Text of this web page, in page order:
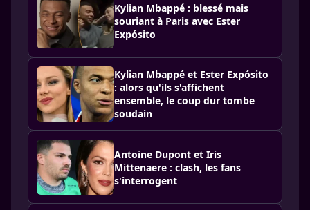
Kylian Mbappé : blessé mais
souriant à Paris avec Ester
Expósito
Kylian Mbappé et Ester Expósito
: alors qu'ils s'affichent
ensemble, le coup dur tombe
soudain
Antoine Dupont et Iris
Mittenaere : clash, les fans
s'interrogent